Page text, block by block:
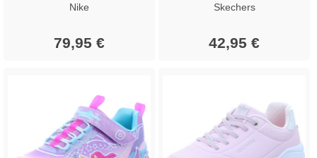
Nike
79,95 €
Skechers
42,95 €